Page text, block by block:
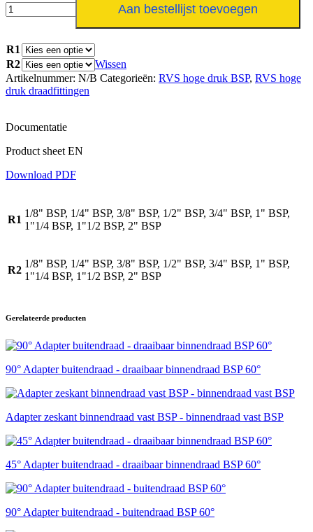
Verloopstuk
buitendraad
60°
-
draaibaar
binnendraad
BSP
aantal
Aan bestellijst toevoegen
R1
R2
Wissen
Artikelnummer: N/B Categorieën: RVS hoge druk BSP, RVS hoge
druk draadfittingen
Documentatie
Product sheet EN
Download PDF
R1
1/8" BSP, 1/4" BSP, 3/8" BSP, 1/2" BSP, 3/4" BSP, 1" BSP,
1"1/4 BSP, 1"1/2 BSP, 2" BSP
R2
1/8" BSP, 1/4" BSP, 3/8" BSP, 1/2" BSP, 3/4" BSP, 1" BSP,
1"1/4 BSP, 1"1/2 BSP, 2" BSP
Gerelateerde producten
90° Adapter buitendraad - draaibaar binnendraad BSP 60°
Adapter zeskant binnendraad vast BSP - binnendraad vast BSP
45° Adapter buitendraad - draaibaar binnendraad BSP 60°
90° Adapter buitendraad - buitendraad BSP 60°